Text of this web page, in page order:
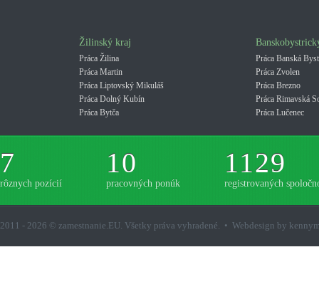
Žilinský kraj
Práca Žilina
Práca Martin
Práca Liptovský Mikuláš
Práca Dolný Kubín
Práca Bytča
Práca Banská
Práca Zvolen
Práca Brezno
Práca Rimavská
Práca Lučenec
7
rôznych pozícií
10
pracovných ponúk
1129
registrovaných
2011 - 2026 © zamestnanie.EU. Všetky práva vyhradené. • Webdesign by